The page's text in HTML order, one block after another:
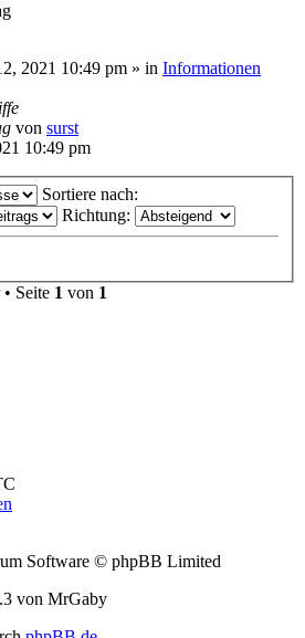
2021 10:49 pm » in Informationen
von surst
10:49 pm
Sortiere nach:
Richtung:
Seite 1 von 1
Software © phpBB Limited
von MrGaby